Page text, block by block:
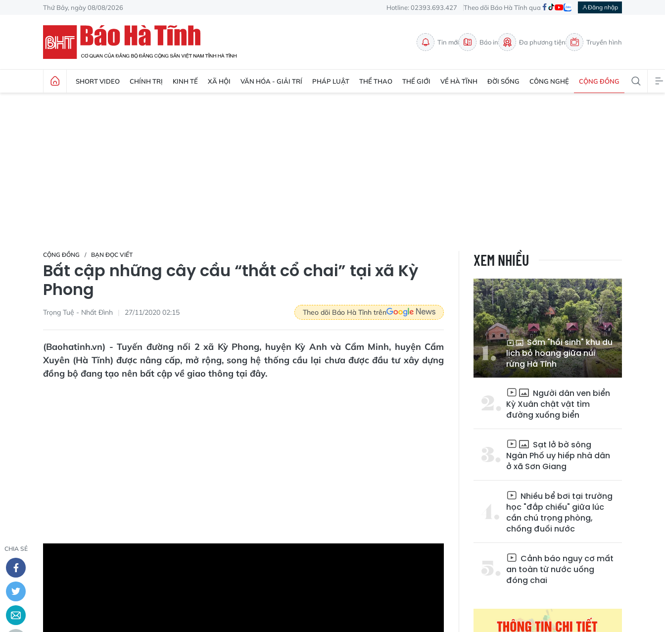
Thứ Bảy, ngày 08/08/2026 Hotline: 02393.693.427 Theo dõi Báo Hà Tĩnh qua Đăng nhập
Tin mới Báo in Đa phương tiện Truyền hình
SHORT VIDEO CHÍNH TRỊ KINH TẾ XÃ HỘI VĂN HÓA - GIẢI TRÍ PHÁP LUẬT THỂ THAO THẾ GIỚI VỀ HÀ TĨNH ĐỜI SỐNG CÔNG NGHỆ CỘNG ĐỒNG
CỘNG ĐỒNG BẠN ĐỌC VIẾT
Bất cập những cây cầu “thắt cổ chai” tại xã Kỳ
Phong
Trọng Tuệ - Nhất Đình 27/11/2020 02:15 Theo dõi Báo Hà Tĩnh trên
(Baohatinh.vn) - Tuyến đường nối 2 xã Kỳ Phong, huyện Kỳ Anh và Cẩm Minh, huyện Cẩm
Xuyên (Hà Tĩnh) được nâng cấp, mở rộng, song hệ thống cầu lại chưa được đầu tư xây dựng
đồng bộ đang tạo nên bất cập về giao thông tại đây.
CHIA SẺ
XEM NHIỀU
Sớm "hồi sinh" khu du
lịch bỏ hoang giữa núi
rừng Hà Tĩnh
Người dân ven biển
Kỳ Xuân chật vật tìm
đường xuống biển
Sạt lở bờ sông
Ngàn Phố uy hiếp nhà dân
ở xã Sơn Giang
Nhiều bể bơi tại trường
học "đắp chiếu" giữa lúc
cần chú trọng phòng,
chống đuối nước
Cảnh báo nguy cơ mất
an toàn từ nước uống
đóng chai